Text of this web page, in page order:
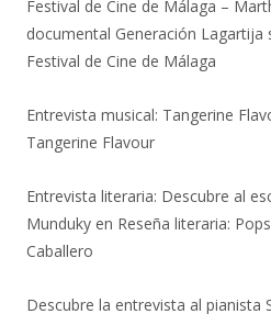
Festival de Cine de Málaga –
documental Generación Lagartija
Festival de Cine de Málaga
Entrevista musical: Tangerine
Tangerine Flavour
Entrevista literaria: Descubre al
Munduky en Reseña literaria:
Caballero
Descubre la entrevista al pianista